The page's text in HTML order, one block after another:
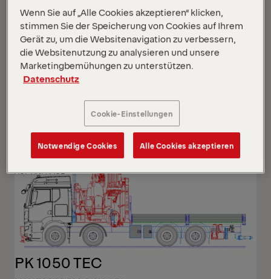
Filter anzeigen
Filter anzeigen
Rasteransicht
AUF ANFRAGE
PK 1050 TEC
Wenn Sie auf „Alle Cookies akzeptieren“ klicken,
stimmen Sie der Speicherung von Cookies auf Ihrem
Gerät zu, um die Websitenavigation zu verbessern,
die Websitenutzung zu analysieren und unsere
Marketingbemühungen zu unterstützen.
Datenschutz
Cookie-Einstellungen
Notwendige Cookies Alle Cookies akzeptieren